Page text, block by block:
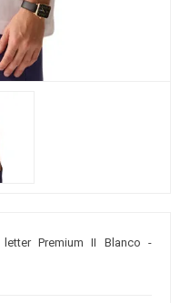
Premium II Blanco -